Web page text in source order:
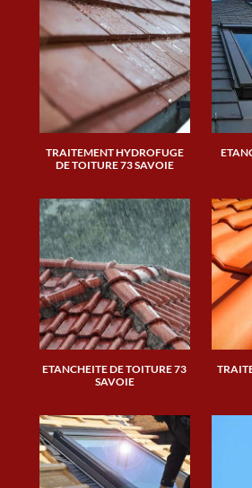
TRAITEMENT HYDROFUGE
DE TOITURE 73 SAVOIE
ETANCHEITE DE TOITURE 73
SAVOIE